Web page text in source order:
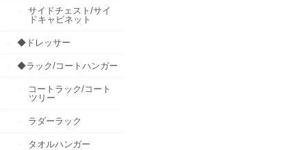
サイドチェスト/サイ
ドキャビネット
◆ドレッサー
◆ラック/コートハンガー
コートラック/コート
ツリー
ラダーラック
タオルハンガー